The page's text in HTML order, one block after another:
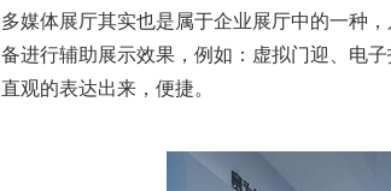
多媒体展厅其实也是属于企业展厅中的一种
备进行辅助展示效果，例如：虚拟门迎、电
直观的表达出来，便捷。